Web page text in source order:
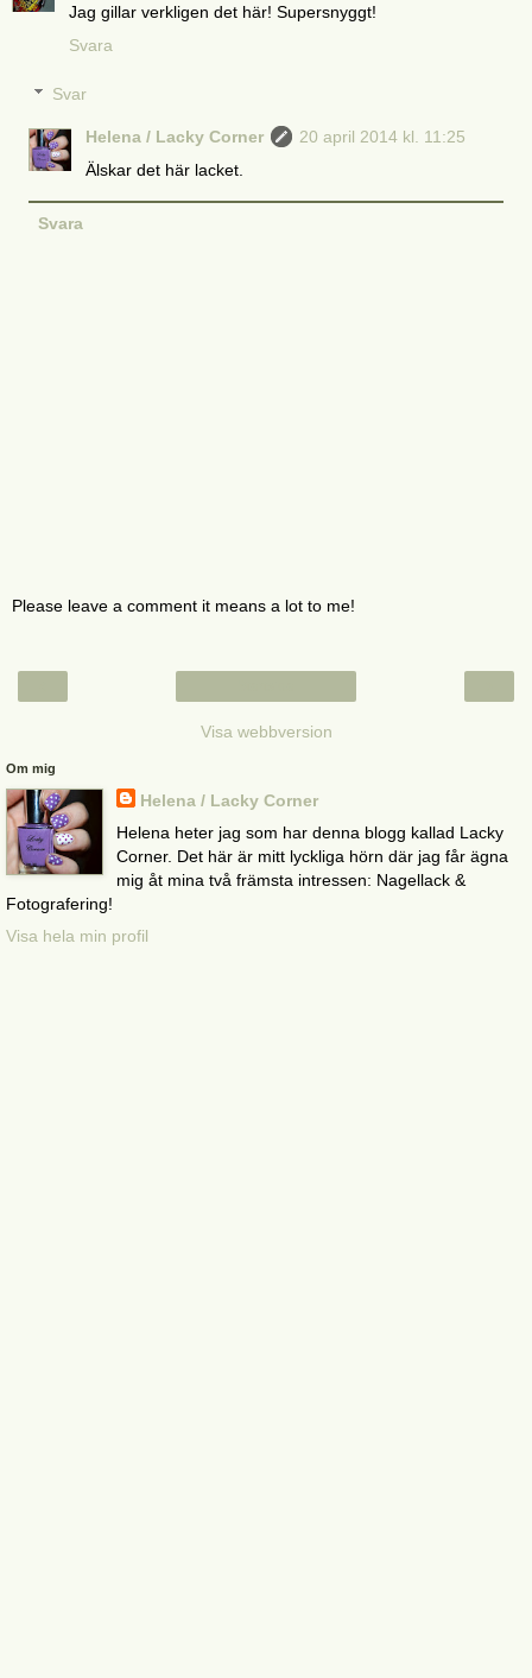
Jag gillar verkligen det här! Supersnyggt!
Svara
Svar
Helena / Lacky Corner
20 april 2014 kl. 11:25
Älskar det här lacket.
Svara
Please leave a comment it means a lot to me!
Visa webbversion
Om mig
Helena / Lacky Corner
Helena heter jag som har denna blogg kallad Lacky
Corner. Det här är mitt lyckliga hörn där jag får ägna
mig åt mina två främsta intressen: Nagellack &
Fotografering!
Visa hela min profil